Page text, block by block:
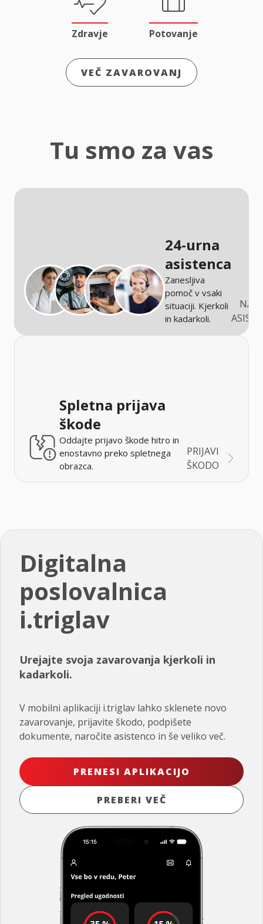
Zdravje Potovanje
VEČ ZAVAROVANJ
Tu smo za vas
24-urna
asistenca
Zanesljiva
pomoč v vsaki
situaciji. Kjerkoli
in kadarkoli.
Spletna prijava
škode
Oddajte prijavo škode hitro in
enostavno preko spletnega
obrazca.
PRIJAVI
ŠKODO
Digitalna
poslovalnica
i.triglav
Urejajte svoja zavarovanja kjerkoli in
kadarkoli.
V mobilni aplikaciji i.triglav lahko sklenete novo
zavarovanje, prijavite škodo, podpišete
dokumente, naročite asistenco in še veliko več.
PRENESI APLIKACIJO
PREBERI VEČ